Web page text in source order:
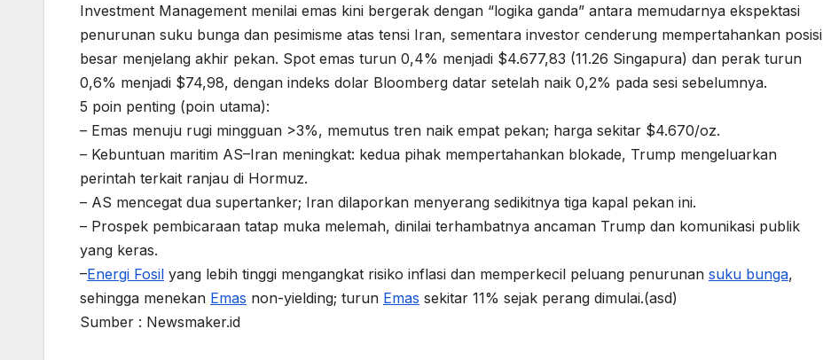
Investment Management menilai emas kini bergerak dengan “logika ganda” antara memudarnya ekspektasi
penurunan suku bunga dan pesimisme atas tensi Iran, sementara investor cenderung mempertahankan posisi
besar menjelang akhir pekan. Spot emas turun 0,4% menjadi $4.677,83 (11.26 Singapura) dan perak turun
0,6% menjadi $74,98, dengan indeks dolar Bloomberg datar setelah naik 0,2% pada sesi sebelumnya.
5 poin penting (poin utama):
– Emas menuju rugi mingguan >3%, memutus tren naik empat pekan; harga sekitar $4.670/oz.
– Kebuntuan maritim AS–Iran meningkat: kedua pihak mempertahankan blokade, Trump mengeluarkan
perintah terkait ranjau di Hormuz.
– AS mencegat dua supertanker; Iran dilaporkan menyerang sedikitnya tiga kapal pekan ini.
– Prospek pembicaraan tatap muka melemah, dinilai terhambatnya ancaman Trump dan komunikasi publik
yang keras.
–Energi Fosil yang lebih tinggi mengangkat risiko inflasi dan memperkecil peluang penurunan suku bunga,
sehingga menekan Emas non-yielding; turun Emas sekitar 11% sejak perang dimulai.(asd)
Sumber : Newsmaker.id